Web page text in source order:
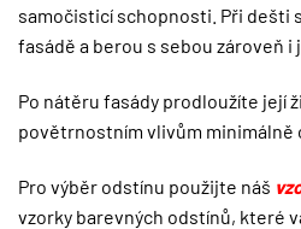
samočisticí schopnosti. Při dešti
fasádě a berou s sebou zároveň i
Po nátěru fasády prodloužíte její
povětrnostním vlivům minimálně
Pro výběr odstínu použijte náš
vzorky barevných odstínů, které